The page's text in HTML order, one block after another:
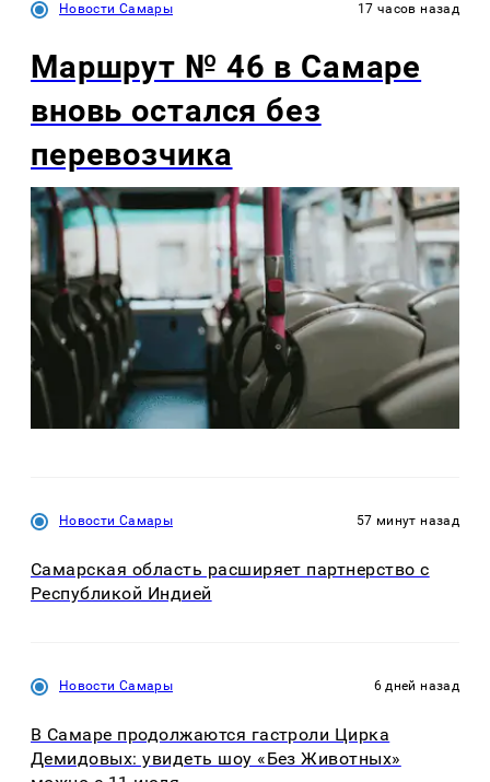
Новости Самары 17 часов назад
Маршрут № 46 в Самаре
вновь остался без
перевозчика
Новости Самары 57 минут назад
Самарская область расширяет партнерство с
Республикой Индией
Новости Самары 6 дней назад
В Самаре продолжаются гастроли Цирка
Демидовых: увидеть шоу «Без Животных»